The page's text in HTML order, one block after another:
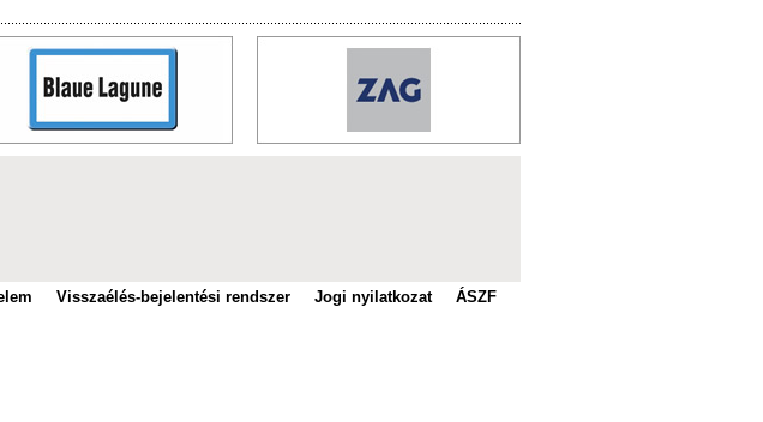
Visszaélés-bejelentési rendszer Jogi nyilatkozat ÁSZF